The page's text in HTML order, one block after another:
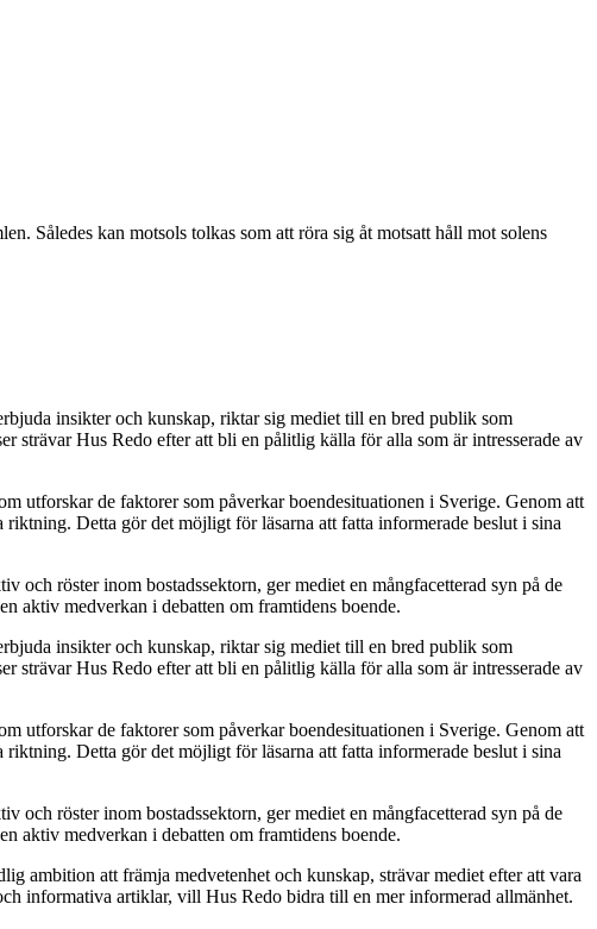
Således kan motsols tolkas som att röra sig åt motsatt håll mot solens
insikter och kunskap, riktar sig mediet till en bred publik som
strävar Hus Redo efter att bli en pålitlig källa för alla som är intresserade av
utforskar de faktorer som påverkar boendesituationen i Sverige. Genom att
Detta gör det möjligt för läsarna att fatta informerade beslut i sina
röster inom bostadssektorn, ger mediet en mångfacetterad syn på de
aktiv medverkan i debatten om framtidens boende.
insikter och kunskap, riktar sig mediet till en bred publik som
strävar Hus Redo efter att bli en pålitlig källa för alla som är intresserade av
utforskar de faktorer som påverkar boendesituationen i Sverige. Genom att
Detta gör det möjligt för läsarna att fatta informerade beslut i sina
röster inom bostadssektorn, ger mediet en mångfacetterad syn på de
aktiv medverkan i debatten om framtidens boende.
ambition att främja medvetenhet och kunskap, strävar mediet efter att vara
informativa artiklar, vill Hus Redo bidra till en mer informerad allmänhet.